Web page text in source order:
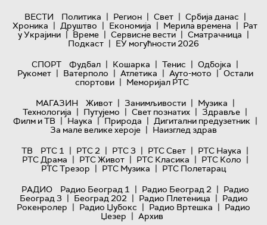
ВЕСТИ Политика | Регион | Свет | Србија данас |
Хроника | Друштво | Економија | Мерила времена | Рат
у Украјини | Време | Сервисне вести | Сматрачница |
Подкаст | ЕУ могућности 2026
СПОРТ
Фудбал | Кошарка | Тенис | Одбојка |
Рукомет | Ватерполо | Атлетика | Ауто-мото | Остали
спортови | Меморијал РТС
МАГАЗИН
Живот | Занимљивости | Музика |
Технологијa | Путујемо | Свет познатих | Здравље |
Филм и ТВ | Наука | Природа | Дигитални предузетник |
За мале велике хероје | Наизглед здрав
ТВ
РТС 1 | РТС 2 | РТС 3 | РТС Свет | РТС Наука |
РТС Драма | РТС Живот | РТС Класика | РТС Коло |
РТС Трезор | РТС Музика | РТС Полетарац
РАДИО
Радио Београд 1 | Радио Београд 2 | Радио
Београд 3 | Београд 202 | Радио Плетеница | Радио
Рокенролер | Радио Џубокс | Радио Вртешка | Радио
Џезер | Архив